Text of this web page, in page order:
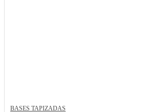
BASES TAPIZADAS